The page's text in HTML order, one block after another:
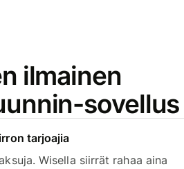
ilmainen
sovellus
tarjoajia
Wisella siirrät rahaa aina